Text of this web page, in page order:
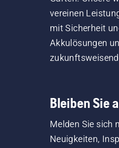
vereinen
mit Sicherheit
Akkulösungen
Bleiben Sie
Melden Sie sich
Neuigkeiten,